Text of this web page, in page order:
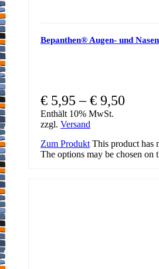
Bepanthen® Augen- und
€ 5,95 –€ 9,50
Enthält 10% MwSt.
zzgl. Versand
Zum Produkt This product has
The options may be chosen on